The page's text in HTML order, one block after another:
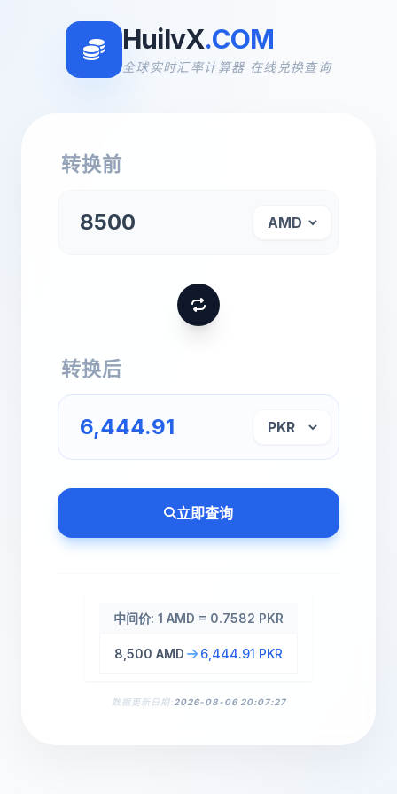
HuilvX.COM
全球实时汇率计算器 在线兑换查询
转换前
转换后
立即查询
中间价: 1 AMD = 0.7582 PKR
8,500 AMD 6,444.91 PKR
数据更新日期:2026-08-06 20:07:27